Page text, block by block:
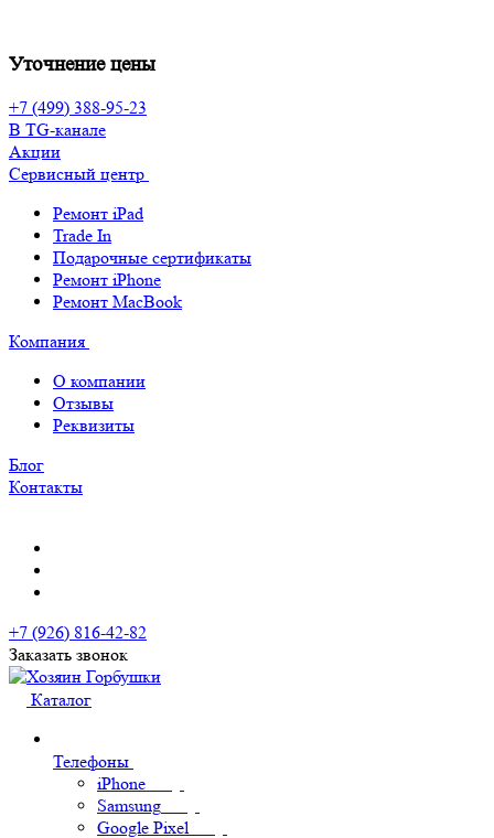
Уточнение цены
+7 (499) 388-95-23
В TG-канале
Акции
Сервисный центр
Ремонт iPad
Trade In
Подарочные сертификаты
Ремонт iPhone
Ремонт MacBook
Компания
О компании
Отзывы
Реквизиты
Блог
Контакты
+7 (926) 816-42-82
Заказать звонок
Каталог
Телефоны
iPhone
Samsung
Google Pixel